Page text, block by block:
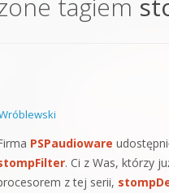
od podstawtagiem
PSPaudioware
. Ci z Was, którzy
z tej serii,